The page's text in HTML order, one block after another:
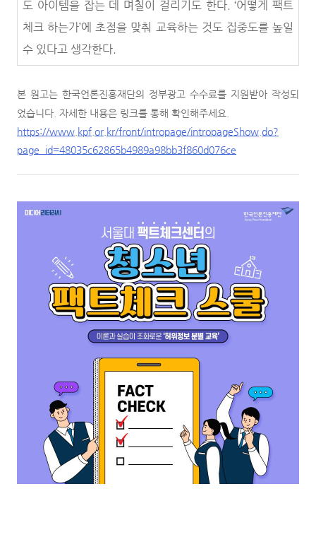
도 아이템을 잡는 데 며칠이 걸리기도 한다. ‘어떻게 팩트
체크 하는가’에 초점을 맞춰 교육하는 것도 집중도를 높일
수 있다고 생각한다.
본 원고는 한국언론진흥재단의 정부광고 수수료를 지원받아 작성되
었습니다. 자세한 내용은 링크를 통해 확인해주세요.
https://www.kpf.or.kr/front/intropage/intropageShow.do?
page_id=48035c62865b4989a98bb3f860d076ce